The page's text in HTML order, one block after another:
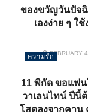
ของขวัญวันปัจ
เองง่าย ๆ ใ
FEBRUARY
ความรัก
11 พิกัด ขอแฟ
วาเลนไทน์ ปีนี้
โสดลงจากคาน